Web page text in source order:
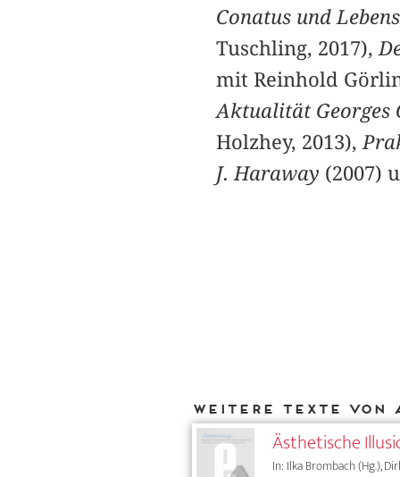
Conatus und
Tuschling, 2017),
mit Reinhold
Aktualität Georges
Holzhey, 2013),
J. Haraway (2007)
Weitere Texte von
Ästhetische
In: Ilka Brombach (Hg.),